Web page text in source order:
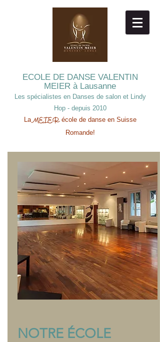
ECOLE DE DANSE VALENTIN
MEIER à Lausanne
Les spécialistes en Danses de salon et Lindy
Hop - depuis 2010
LaMEIERécole de danse en Suisse
Romande!
NOTRE ÉCOLE